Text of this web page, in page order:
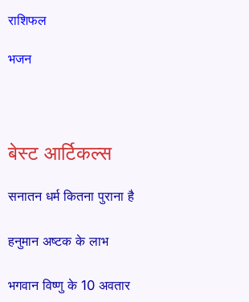
राशिफल
भजन
बेस्ट आर्टिकल्स
सनातन धर्म कितना पुराना है
हनुमान अष्टक के लाभ
भगवान विष्णु के 10 अवतार